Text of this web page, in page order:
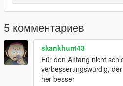
5 комментариев
skankhunt43
Für den Anfang nicht
verbesserungswürdig,
her besser